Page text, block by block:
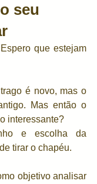
seu
que estejam
é novo, mas o
Mas então o
interessante?
e escolha da
tirar o chapéu.
objetivo analisar